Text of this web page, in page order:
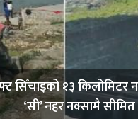
सिँचाइको १३ किलोमिटर
‘सी’ नहर नक्सामै सीमित